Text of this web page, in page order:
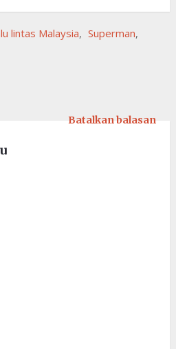
lintas Malaysia, Superman,
Batalkan balasan